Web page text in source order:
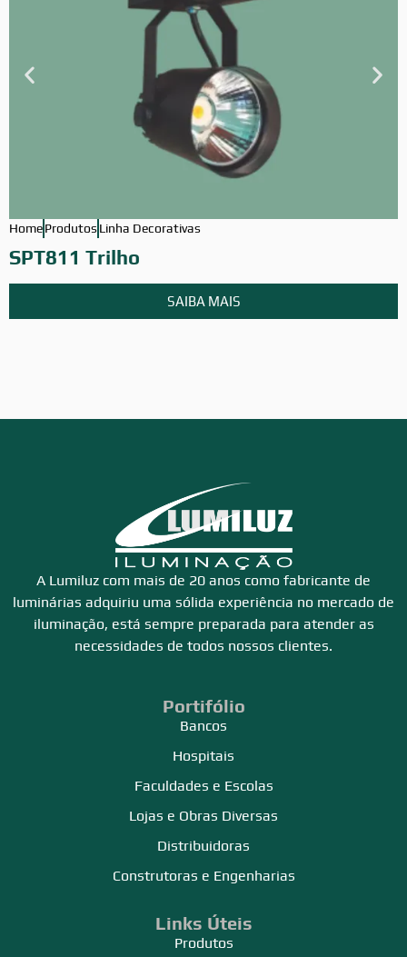
HomeProdutos Linha Decorativas
SPT811 Trilho
SAIBA MAIS
A Lumiluz com mais de 20 anos como fabricante de
luminárias adquiriu uma sólida experiência no mercado de
iluminação, está sempre preparada para atender as
necessidades de todos nossos clientes.
Portifólio
Bancos
Hospitais
Faculdades e Escolas
Lojas e Obras Diversas
Distribuidoras
Construtoras e Engenharias
Links Úteis
Produtos